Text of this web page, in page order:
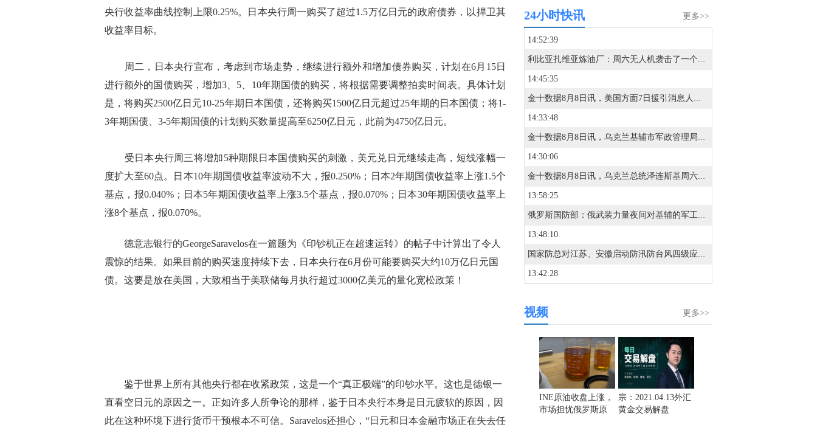
央行收益率曲线控制上限0.25%。日本央行周一购买了超过1.5万亿日元的政府债券，以捍卫其
收益率目标。
周二，日本央行宣布，考虑到市场走势，继续进行额外和增加债券购买，计划在6月15日
进行额外的国债购买，增加3、5、10年期国债的购买，将根据需要调整拍卖时间表。具体计划
是，将购买2500亿日元10-25年期日本国债，还将购买1500亿日元超过25年期的日本国债；将1-
3年期国债、3-5年期国债的计划购买数量提高至6250亿日元，此前为4750亿日元。
受日本央行周三将增加5种期限日本国债购买的刺激，美元兑日元继续走高，短线涨幅一
度扩大至60点。日本10年期国债收益率波动不大，报0.250%；日本2年期国债收益率上涨1.5个
基点，报0.040%；日本5年期国债收益率上涨3.5个基点，报0.070%；日本30年期国债收益率上
涨8个基点，报0.070%。
德意志银行的GeorgeSaravelos在一篇题为《印钞机正在超速运转》的帖子中计算出了令人
震惊的结果。如果目前的购买速度持续下去，日本央行在6月份可能要购买大约10万亿日元国
债。这要是放在美国，大致相当于美联储每月执行超过3000亿美元的量化宽松政策！
鉴于世界上所有其他央行都在收紧政策，这是一个“真正极端”的印钞水平。这也是德银一
直看空日元的原因之一。正如许多人所争论的那样，鉴于日本央行本身是日元疲软的原因，因
此在这种环境下进行货币干预根本不可信。Saravelos还担心，“日元和日本金融市场正在失去任
更多>>
24小时快讯
14:52:39
利比亚扎维亚炼油厂：周六无人机袭击了一个未处理的石脑油罐，导致泄漏，目前情况已得到控制。
14:45:35
金十数据8月8日讯，美国方面7日援引消息人士的话称，美军参谋长联席会议主席丹·凯恩在寻找摆脱伊朗战事的途径。消息称，三位知情人士透露，过去几周，美军参谋长联席会议主席丹·凯恩私下向特朗普的其他高级顾问明确表示，美国需要找到一条摆脱伊朗战事的途径，因为摆在桌面上的军事选项可能会适得其反，而且仅靠空中力量不太可能实现特朗普的目标。消息人士透露，丹·凯恩曾与其他政府要员，包括副总统万斯、国务卿鲁比奥和中央情报局局长拉特克利夫讨论过升级冲突的军事选项，并提出了寻求结束战事的途径。丹·凯恩最近还与几位理念相近的特朗普顾问私下会面，确保他们在与总统会晤前达成共识。此外，消息还提到，丹·凯恩在近期与特朗普的会晤中，对美国日益减少的军火储备表示担忧，双方还讨论了升级冲突的潜在选项。（央视新闻）
14:33:48
金十数据8月8日讯，乌克兰基辅市军政管理局8日通报称，当天凌晨基辅市遭俄军袭击，截至当地时间5时45分，袭击已造成4人受伤，基辅市两个地区发生火灾，相关部门正在开展救援工作。此外，乌克兰基辅州军政管理局通报称，当天基辅州遭俄军无人机袭击，截至目前已造成3人死亡，另有3人受伤。目前俄罗斯方面对此暂无回应。（央视新闻）
14:30:06
金十数据8月8日讯，乌克兰总统泽连斯基周六对塞尔维亚进行了具有里程碑意义的首次访问。塞尔维亚总统武契奇多年来一直是俄罗斯总统普京的盟友，但在2022年俄乌冲突后，两国关系恶化。尽管塞尔维亚未加入针对莫斯科的制裁，但已谴责发动战争，并削弱了俄罗斯在该国的经济影响力。与此同时，俄罗斯则指责塞尔维亚背叛俄罗斯，协助乌克兰武装。
13:58:25
俄罗斯国防部：俄武装力量夜间对基辅的军工企业和燃油库发动打击。（俄新社）
13:48:10
国家防总对江苏、安徽启动防汛防台风四级应急响应。（人民日报）
13:42:28
13:25:25
13:25:23
13:25:03
更多>>
视频
INE原油收盘上涨，
市场担忧俄罗斯原
宗：2021.04.13外汇
黄金交易解盘